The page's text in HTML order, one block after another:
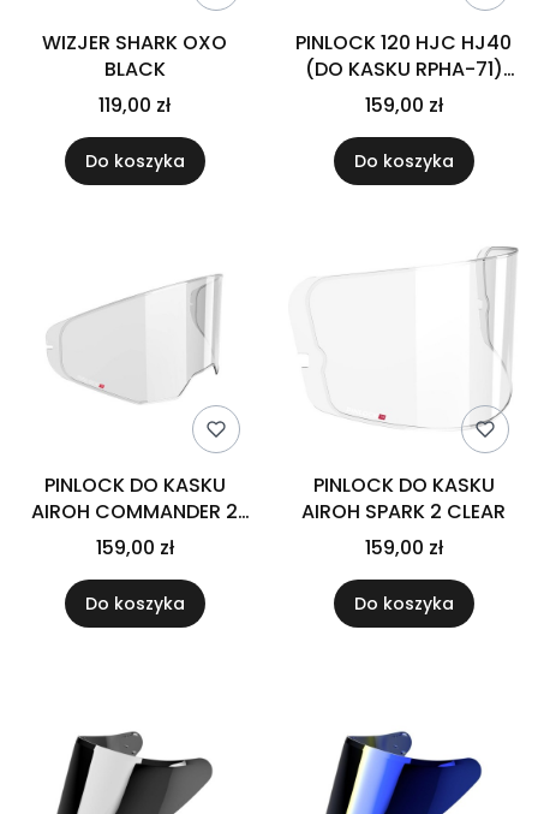
WIZJER SHARK OXO
BLACK
119,00 zł
Do koszyka
PINLOCK 120 HJC HJ40
(DO KASKU RPHA-71)
CLEAR
159,00 zł
Do koszyka
PINLOCK DO KASKU
AIROH COMMANDER 2
CLEAR
159,00 zł
Do koszyka
PINLOCK DO KASKU
AIROH SPARK 2 CLEAR
159,00 zł
Do koszyka